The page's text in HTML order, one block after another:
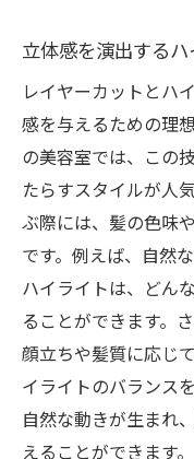
立体感を演出する
レイヤーカットとハ
感を与えるための理
の美容室では、この
たらすスタイルが人
ぶ際には、髪の色味
です。例えば、自然
ハイライトは、どん
ることができます。
顔立ちや髪質に応じ
イライトのバランス
自然な動きが生まれ
えることができます。